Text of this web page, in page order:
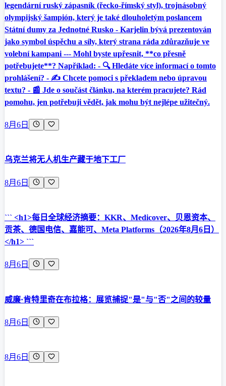
legendární ruský zápasník (řecko-římský styl), trojnásobný
olympijský šampión, který je také dlouholetým poslancem
Státní dumy za Jednotné Rusko - Karjelin bývá prezentován
jako symbol úspěchu a síly, který strana ráda zdůrazňuje ve
volební kampani --- Mohl byste upřesnit, **co přesně
potřebujete**? Například: - 🔍 Hledáte více informací o tomto
prohlášení? - ✍️ Chcete pomoci s překladem nebo úpravou
textu? - 📰 Jde o součást článku, na kterém pracujete? Rád
pomohu, jen potřebuji vědět, jak mohu být nejlépe užitečný.
8月6日
乌克兰将无人机生产藏于地下工厂
8月6日
``` <h1>每日全球经济摘要：KKR、Medicover、贝恩资本、
贡茶、德国电信、嘉能可、Meta Platforms（2026年8月6日）
</h1> ```
8月6日
威廉·肯特里奇在布拉格：展览捕捉"是"与"否"之间的较量
8月6日
8月6日